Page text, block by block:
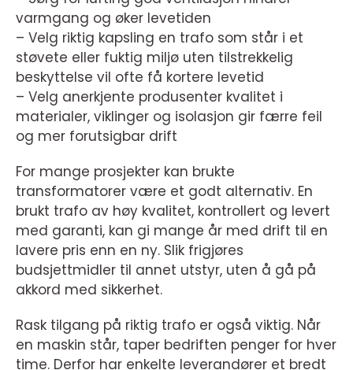
varmgang og øker levetiden
– Velg riktig kapsling en trafo som står i et
støvete eller fuktig miljø uten tilstrekkelig
beskyttelse vil ofte få kortere levetid
– Velg anerkjente produsenter kvalitet i
materialer, viklinger og isolasjon gir færre feil
og mer forutsigbar drift
For mange prosjekter kan brukte
transformatorer være et godt alternativ. En
brukt trafo av høy kvalitet, kontrollert og levert
med garanti, kan gi mange år med drift til en
lavere pris enn en ny. Slik frigjøres
budsjettmidler til annet utstyr, uten å gå på
akkord med sikkerhet.
Rask tilgang på riktig trafo er også viktig. Når
en maskin står, taper bedriften penger for hver
time. Derfor har enkelte leverandører et bredt